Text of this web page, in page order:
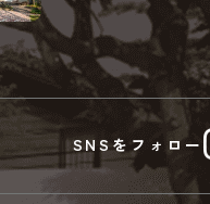
SNSを フォロー